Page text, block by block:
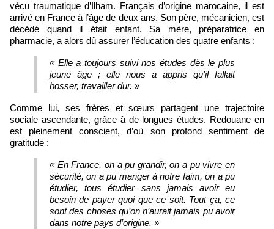
vécu traumatique d’Ilham. Français d’origine marocaine, il est
arrivé en France à l’âge de deux ans. Son père, mécanicien, est
décédé quand il était enfant. Sa mère, préparatrice en
pharmacie, a alors dû assurer l’éducation des quatre enfants :
« Elle a toujours suivi nos études dès le plus
jeune âge ; elle nous a appris qu’il fallait
bosser, travailler dur. »
Comme lui, ses frères et sœurs partagent une trajectoire
sociale ascendante, grâce à de longues études. Redouane en
est pleinement conscient, d’où son profond sentiment de
gratitude :
« En France, on a pu grandir, on a pu vivre en
sécurité, on a pu manger à notre faim, on a pu
étudier, tous étudier sans jamais avoir eu
besoin de payer quoi que ce soit. Tout ça, ce
sont des choses qu’on n’aurait jamais pu avoir
dans notre pays d’origine. »